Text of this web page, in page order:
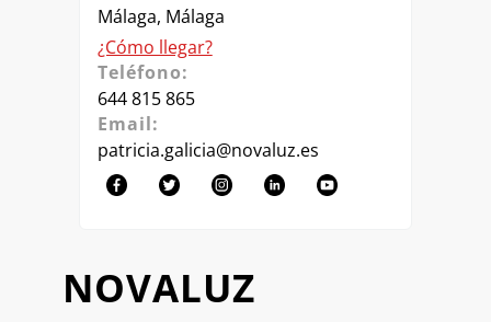
NOVALUZ
Málaga, Málaga
¿Cómo llegar?
Teléfono:
644 815 865
Email:
patricia.galicia@novaluz.es